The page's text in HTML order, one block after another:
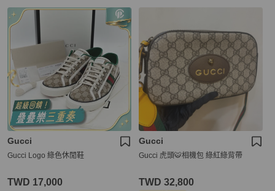
Gucci
Gucci Logo 綠色休閒鞋
TWD 17,000
Gucci
Gucci 虎頭🐯相機包 綠紅綠背帶
TWD 32,800